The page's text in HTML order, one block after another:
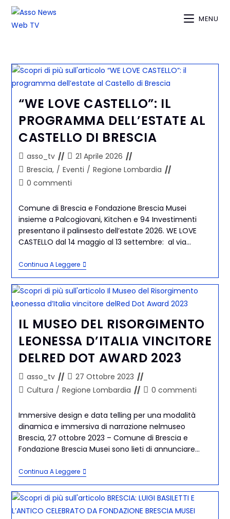
MENU
“WE LOVE CASTELLO”: IL
PROGRAMMA DELL’ESTATE AL
CASTELLO DI BRESCIA
asso_tv
21 Aprile 2026
Brescia, / Eventi / Regione Lombardia
0 commenti
Comune di Brescia e Fondazione Brescia Musei
insieme a Palcogiovani, Kitchen e 94 Investimenti
presentano il palinsesto dell’estate 2026. WE LOVE
CASTELLO dal 14 maggio al 13 settembre: al via…
Continua A Leggere
IL MUSEO DEL RISORGIMENTO
LEONESSA D’ITALIA VINCITORE
DELRED DOT AWARD 2023
asso_tv
27 Ottobre 2023
Cultura / Regione Lombardia 0 commenti
Immersive design e data telling per una modalità
dinamica e immersiva di narrazione nelmuseo
Brescia, 27 ottobre 2023 – Comune di Brescia e
Fondazione Brescia Musei sono lieti di annunciare…
Continua A Leggere